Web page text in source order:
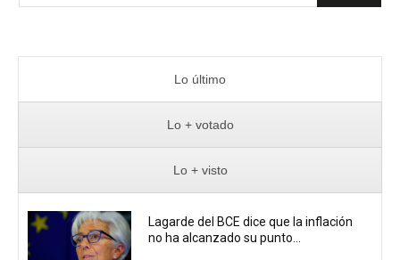
Lo último
Lo + votado
Lo + visto
Lagarde del BCE dice que la inflación
no ha alcanzado su punto...